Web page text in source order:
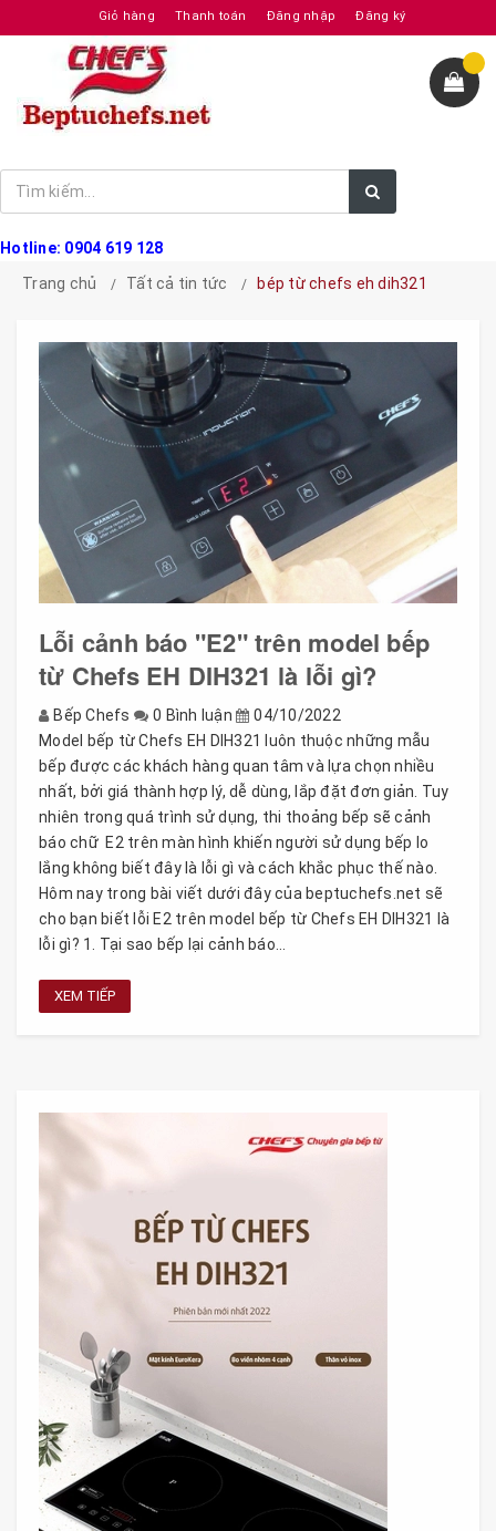
Giỏ hàng Thanh toán Đăng nhập Đăng ký
Hotline: 0904 619 128
Trang chủ
Tất cả tin tức bép từ chefs eh dih321
Lỗi cảnh báo "E2" trên model bếp
từ Chefs EH DIH321 là lỗi gì?
Bếp Chefs 0 Bình luận
04/10/2022
Model bếp từ Chefs EH DIH321 luôn thuộc những mẫu
bếp được các khách hàng quan tâm và lựa chọn nhiều
nhất, bởi giá thành hợp lý, dễ dùng, lắp đặt đơn giản. Tuy
nhiên trong quá trình sử dụng, thi thoảng bếp sẽ cảnh
báo chữ E2 trên màn hình khiến người sử dụng bếp lo
lắng không biết đây là lỗi gì và cách khắc phục thế nào.
Hôm nay trong bài viết dưới đây của beptuchefs.net sẽ
cho bạn biết lỗi E2 trên model bếp từ Chefs EH DIH321 là
lỗi gì? 1. Tại sao bếp lại cảnh báo...
XEM TIẾP